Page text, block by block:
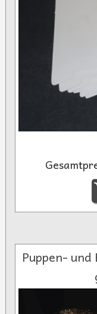
Puppen-